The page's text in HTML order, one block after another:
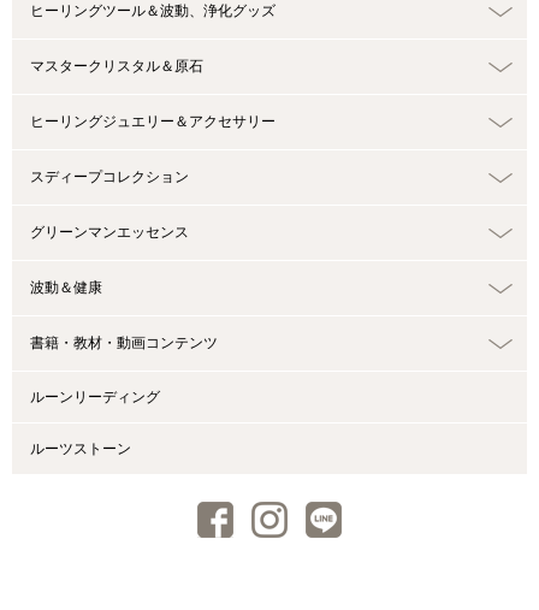
ヒーリングツール＆波動、浄化グッズ
マスタークリスタル＆原石
ヒーリングジュエリー＆アクセサリー
スディープコレクション
グリーンマンエッセンス
波動＆健康
書籍・教材・動画コンテンツ
ルーンリーディング
ルーツストーン